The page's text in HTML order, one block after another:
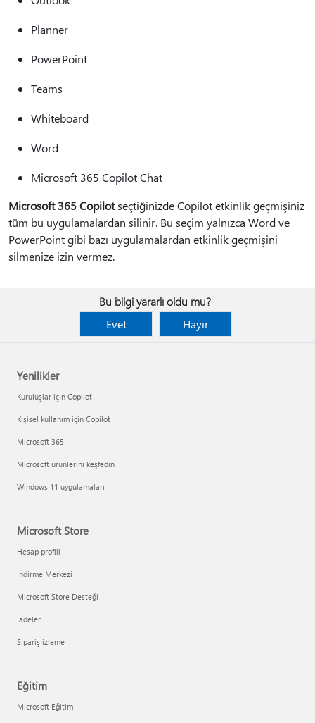
Planner
PowerPoint
Teams
Whiteboard
Word
Microsoft 365 Copilot Chat
Microsoft 365 Copilotseçtiğinizde Copilot etkinlik geçmişiniz
tüm bu uygulamalardan silinir. Bu seçim yalnızca Word ve
PowerPoint gibi bazı uygulamalardan etkinlik geçmişini
silmenize izin vermez.
Bu bilgi yararlı oldu mu?
Evet
Hayır
Yenilikler
Kuruluşlar için Copilot
Kişisel kullanım için Copilot
Microsoft 365
Microsoft ürünlerini keşfedin
Windows 11 uygulamaları
Microsoft Store
Hesap profili
İndirme Merkezi
Microsoft Store Desteği
İadeler
Sipariş izleme
Eğitim
Microsoft Eğitim